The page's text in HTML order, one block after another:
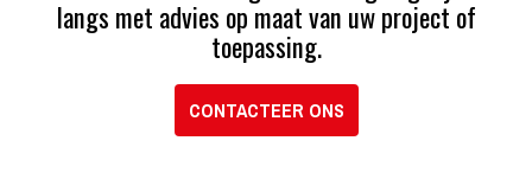
langs met advies op maat van uw project of
toepassing.
CONTACTEER ONS